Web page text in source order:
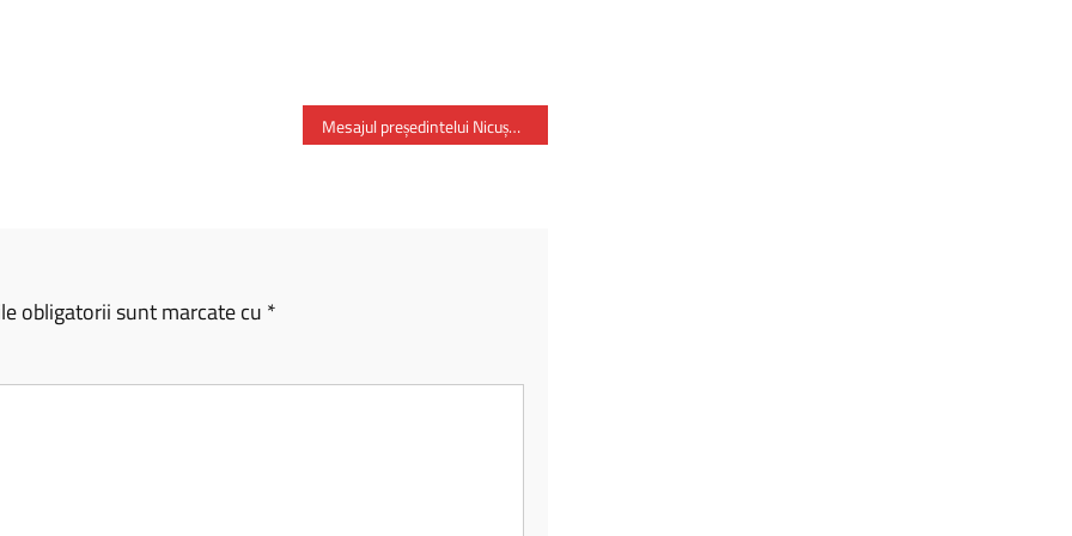
Mesajul președintelui Nicușor Dan – cu prilejul Zilei Drapelului Național
obligatorii sunt marcate cu *